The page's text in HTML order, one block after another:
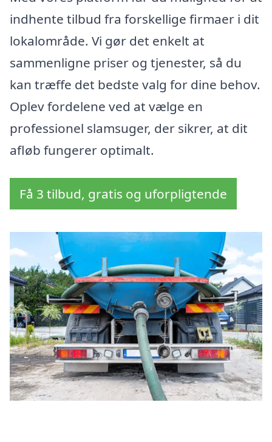
indhente tilbud fra forskellige firmaer i dit
lokalområde. Vi gør det enkelt at
sammenligne priser og tjenester, så du
kan træffe det bedste valg for dine behov.
Oplev fordelene ved at vælge en
professionel slamsuger, der sikrer, at dit
afløb fungerer optimalt.
Få 3 tilbud, gratis og uforpligtende